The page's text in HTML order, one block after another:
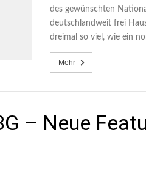
des gewünschten
deutschlandweit frei
dreimal so viel, wie ein
Mehr
– Neue